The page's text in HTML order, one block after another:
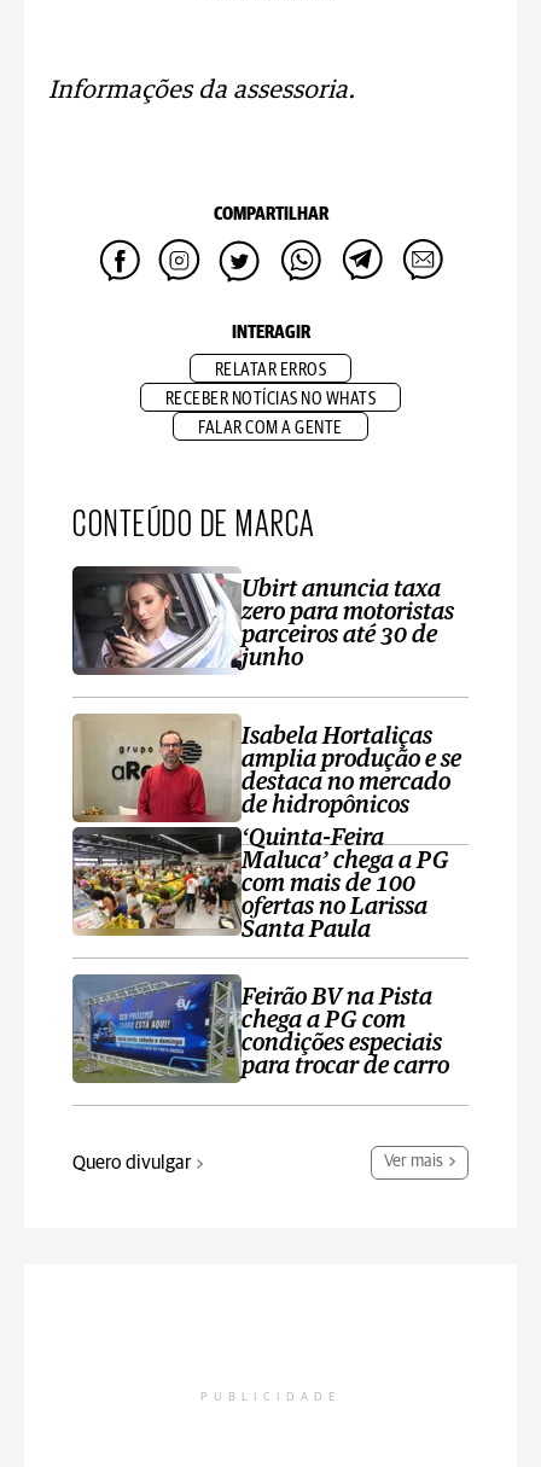
Informações da assessoria.
COMPARTILHAR
INTERAGIR
RELATAR ERROS
RECEBER NOTÍCIAS NO WHATS
FALAR COM A GENTE
CONTEÚDO DE MARCA
Ubirt anuncia taxa
zero para motoristas
parceiros até 30 de
junho
Isabela Hortaliças
amplia produção e se
destaca no mercado
de hidropônicos
‘Quinta-Feira
Maluca’ chega a PG
com mais de 100
ofertas no Larissa
Santa Paula
Feirão BV na Pista
chega a PG com
condições especiais
para trocar de carro
Quero divulgar Ver mais
PUBLICIDADE